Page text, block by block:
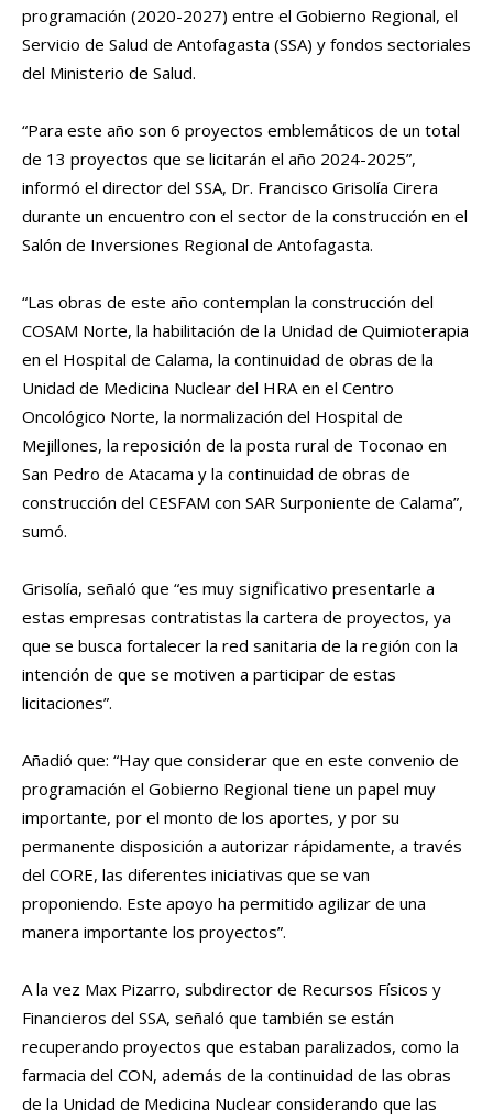
programación (2020-2027) entre el Gobierno Regional, el
Servicio de Salud de Antofagasta (SSA) y fondos sectoriales
del Ministerio de Salud.
“Para este año son 6 proyectos emblemáticos de un total
de 13 proyectos que se licitarán el año 2024-2025”,
informó el director del SSA, Dr. Francisco Grisolía Cirera
durante un encuentro con el sector de la construcción en el
Salón de Inversiones Regional de Antofagasta.
“Las obras de este año contemplan la construcción del
COSAM Norte, la habilitación de la Unidad de Quimioterapia
en el Hospital de Calama, la continuidad de obras de la
Unidad de Medicina Nuclear del HRA en el Centro
Oncológico Norte, la normalización del Hospital de
Mejillones, la reposición de la posta rural de Toconao en
San Pedro de Atacama y la continuidad de obras de
construcción del CESFAM con SAR Surponiente de Calama”,
sumó.
Grisolía, señaló que “es muy significativo presentarle a
estas empresas contratistas la cartera de proyectos, ya
que se busca fortalecer la red sanitaria de la región con la
intención de que se motiven a participar de estas
licitaciones”.
Añadió que: “Hay que considerar que en este convenio de
programación el Gobierno Regional tiene un papel muy
importante, por el monto de los aportes, y por su
permanente disposición a autorizar rápidamente, a través
del CORE, las diferentes iniciativas que se van
proponiendo. Este apoyo ha permitido agilizar de una
manera importante los proyectos”.
A la vez Max Pizarro, subdirector de Recursos Físicos y
Financieros del SSA, señaló que también se están
recuperando proyectos que estaban paralizados, como la
farmacia del CON, además de la continuidad de las obras
de la Unidad de Medicina Nuclear considerando que las